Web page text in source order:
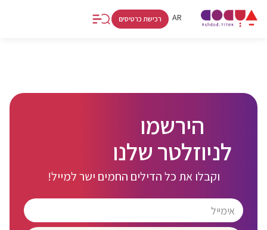
AR
HE
רכישת כרטיסים
הירשמו
לניוזלטר שלנו
וקבלו את כל הדילים החמים ישר למייל!